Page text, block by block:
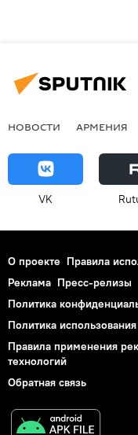
НОВОСТИ АРМЕНИЯ
VK
О проекте Правила
Реклама Пресс-релизы
Политика
Политика
Правила применения
технологий
Обратная связь